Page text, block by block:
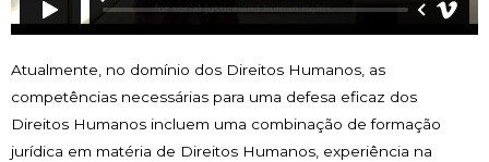
Atualmente, no domínio dos Direitos Humanos, as
competências necessárias para uma defesa eficaz dos
Direitos Humanos incluem uma combinação de formação
jurídica em matéria de Direitos Humanos, experiência na